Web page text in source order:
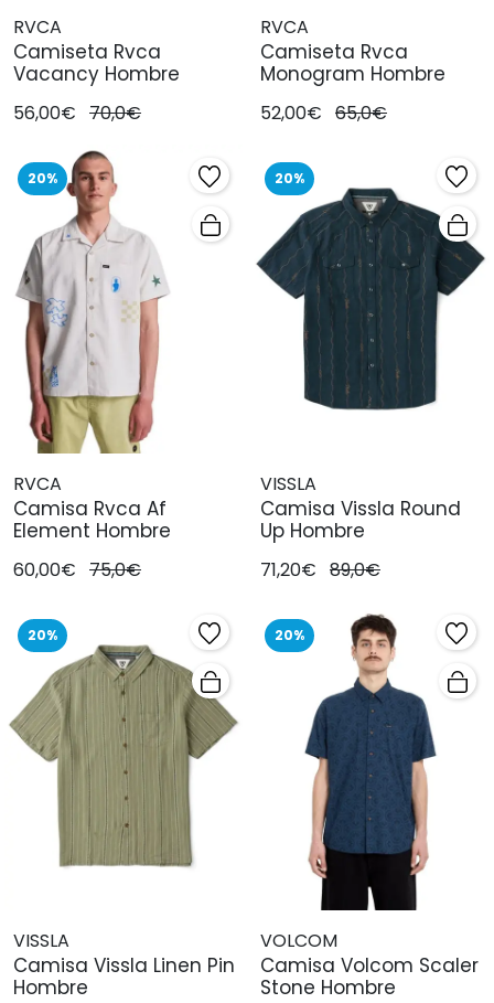
RVCA
Camiseta Rvca
Vacancy Hombre
56,00€ 70,0€
RVCA
Camiseta Rvca
Monogram Hombre
52,00€ 65,0€
20%
RVCA
Camisa Rvca Af
Element Hombre
60,00€ 75,0€
20%
VISSLA
Camisa Vissla Round
Up Hombre
71,20€ 89,0€
20%
VISSLA
Camisa Vissla Linen Pin
Hombre
20%
VOLCOM
Camisa Volcom Scaler
Stone Hombre